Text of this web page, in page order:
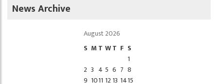
News Archive
August 2026
S M T WT F S
1
2 3 4 5 6 7 8
9 1011 12 13 1415